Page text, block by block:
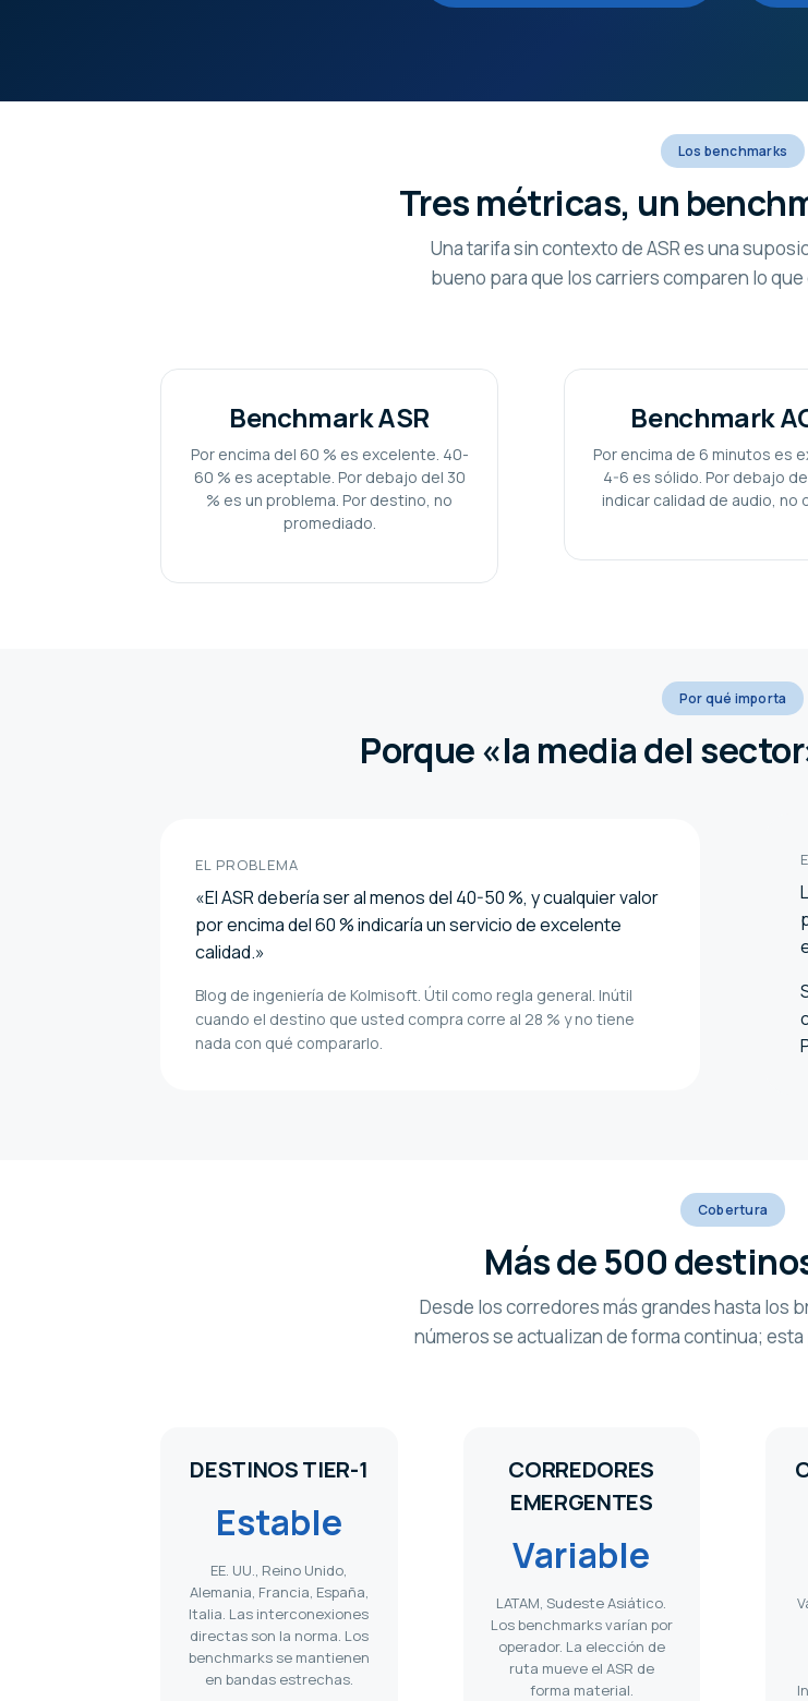
Los benchmarks
Tres métricas, un
Una tarifa sin contexto de ASR es una
bueno para que los carriers comparen lo
Benchmark ASR
Por encima del 60 % es excelente. 40-
60 % es aceptable. Por debajo del 30
% es un problema. Por destino, no
promediado.
Benchmark
Por encima de 6 minutos es
4-6 es sólido. Por debajo
indicar calidad de audio, no
Por qué importa
Porque «la media del
EL PROBLEMA
«El ASR debería ser al menos del 40-50 %, y cualquier valor
por encima del 60 % indicaría un servicio de excelente
calidad.»
Blog de ingeniería de Kolmisoft. Útil como regla general. Inútil
cuando el destino que usted compra corre al 28 % y no tiene
nada con qué compararlo.
Cobertura
Más de 500
Desde los corredores más grandes hasta los
números se actualizan de forma continua;
DESTINOS TIER-1
Estable
EE. UU., Reino Unido,
Alemania, Francia, España,
Italia. Las interconexiones
directas son la norma. Los
benchmarks se mantienen
en bandas estrechas.
CORREDORES
EMERGENTES
Variable
LATAM, Sudeste Asiático.
Los benchmarks varían por
operador. La elección de
ruta mueve el ASR de
forma material.